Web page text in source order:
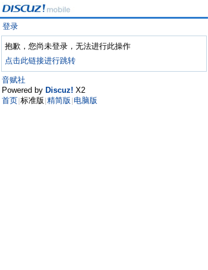
登录
抱歉，您尚未登录，无法进行此操作
点击此链接进行跳转
音赋社
Powered by Discuz! X2
首页 标准版 精简版 电脑版